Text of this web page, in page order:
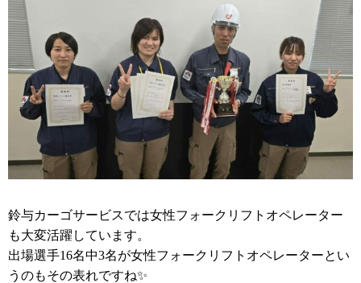
鈴与カーゴサービスでは女性フォークリフトオペレーター
も大変活躍しています。
出場選手16名中3名が女性フォークリフトオペレーターとい
うのもその表れですね✨